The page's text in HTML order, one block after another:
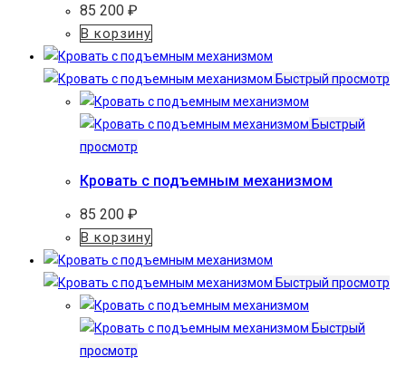
85 200 ₽
В корзину
Быстрый просмотр
Быстрый
просмотр
Кровать с подъемным механизмом
85 200 ₽
В корзину
Быстрый просмотр
Быстрый
просмотр